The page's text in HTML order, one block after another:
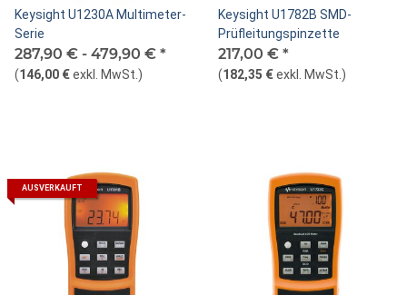
Keysight U1230A Multimeter-
Serie
287,90 € - 479,90 € *
(146,00 €exkl. MwSt. )
Keysight U1782B SMD-
Prüfleitungspinzette
217,00 € *
(182,35 €exkl. MwSt. )
AUSVERKAUFT